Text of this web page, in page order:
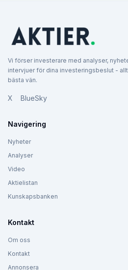
Vi förser investerare med analyser,
intervjuer för dina investeringsbeslut -
bästa vän.
X BlueSky
Navigering
Nyheter
Analyser
Video
Aktielistan
Kunskapsbanken
Kontakt
Om oss
Kontakt
Annonsera